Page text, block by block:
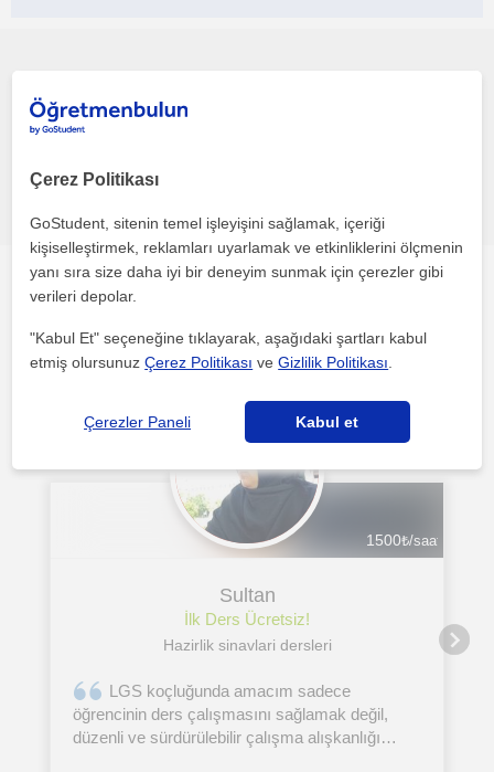
Diğer çevrimiçi Hazirlik sinavlari öğretmenleri ilgini
1500₺/saat
Sultan
İlk Ders Ücretsiz!
Hazirlik sinavlari dersleri
LGS koçluğunda amacım sadece
öğrencinin ders çalışmasını sağlamak değil,
düzenli ve sürdürülebilir çalışma alışkanlığı
Çerez Politikası
GoStudent, sitenin temel işleyişini sağlamak, içeriği
kişiselleştirmek, reklamları uyarlamak ve etkinliklerini ölçmenin
yanı sıra size daha iyi bir deneyim sunmak için çerezler gibi
verileri depolar.
"Kabul Et" seçeneğine tıklayarak, aşağıdaki şartları kabul
etmiş olursunuzÇerez Politikası veGizlilik Politikası
Çerezler Paneli Kabul et